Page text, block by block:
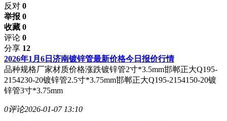
反对 0
举报 0
收藏 0
评论 0
分享 12
2026年1月6日济南镀锌管最新价格今日报价行情
品种规格厂家材质价格涨跌镀锌管2寸*3.5mm邯郸正大Q195-
2154230-20镀锌管2.5寸*3.75mm邯郸正大Q195-2154150-20镀
锌管3寸*3.75mm
0评论2026-01-07 13:10